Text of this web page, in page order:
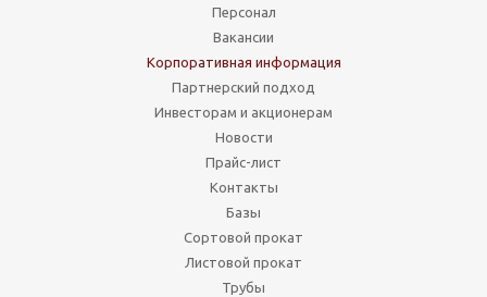
Персонал
Вакансии
Корпоративная информация
Партнерский подход
Инвесторам и акционерам
Новости
Прайс-лист
Контакты
Базы
Сортовой прокат
Листовой прокат
Трубы